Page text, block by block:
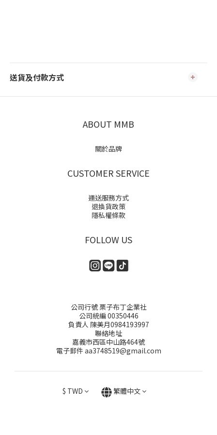
送貨及付款方式
ABOUT MMB
關於品牌
CUSTOMER SERVICE
運送服務方式
退換貨政策
隱私權條款
FOLLOW US
公司行號 栗子布丁企業社
公司統編 00350446
負責人 陳美月0984193997
聯絡地址
嘉義市西區中山路464號
電子郵件 aa3748519@gmail.com
$ TWD 繁體中文